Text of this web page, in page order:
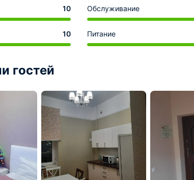
10 Обслуживание
10 Питание
гостей